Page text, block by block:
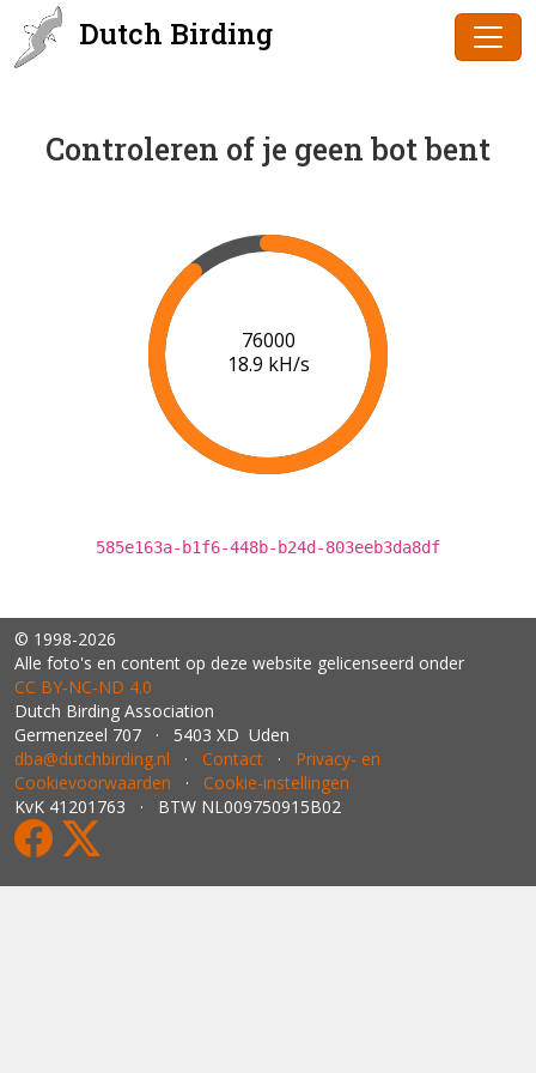
Dutch Birding
Controleren of je geen bot bent
78000
19.0 kH/s
585e163a-b1f6-448b-b24d-803eeb3da8df
© 1998-2026
Alle foto's en content op deze website gelicenseerd onder
CC BY‑NC‑ND 4.0
Dutch Birding Association
Germenzeel 707 · 5403 XD Uden
dba@dutchbirding.nl · Contact · Privacy- en
Cookievoorwaarden · Cookie-instellingen
KvK 41201763 · BTW NL009750915B02